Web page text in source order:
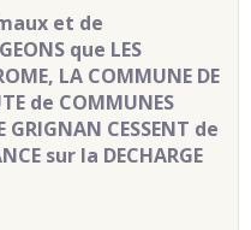
et de
que LES
LA COMMUNE DE
de COMMUNES
GRIGNAN CESSENT de
sur la DECHARGE